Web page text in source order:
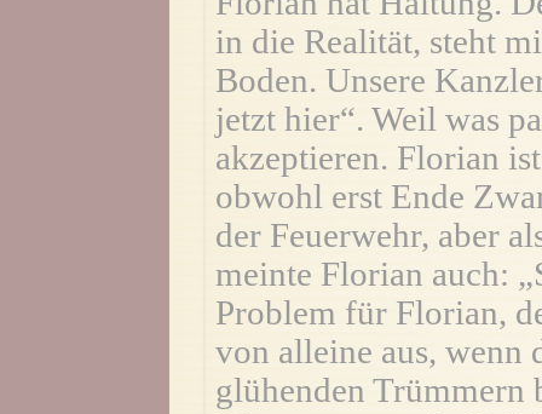
in die Realität, steht
Boden. Unsere
jetzt hier“. Weil was
akzeptieren. Florian
obwohl erst Ende
der Feuerwehr, aber
meinte Florian auch:
Problem für Florian,
von alleine aus, wenn
glühenden Trümmern